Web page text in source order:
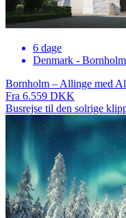
6 dage
Denmark - Bornholm
Bornholm – Allinge med
Fra 6.559 DKK
Busrejse til den solrige